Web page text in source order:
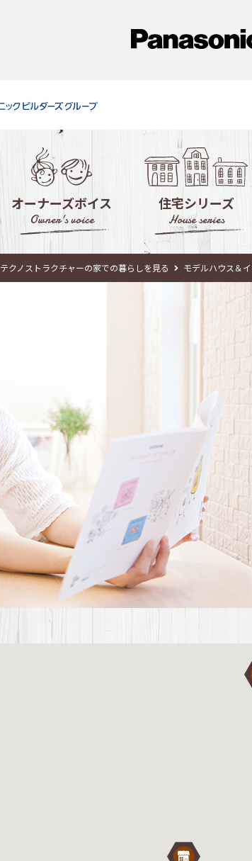
オーナーズボイス
Owner's voice
住宅シリーズ
House series
長
テクノストラクチャーの家での暮らしを見る モデルハウス＆